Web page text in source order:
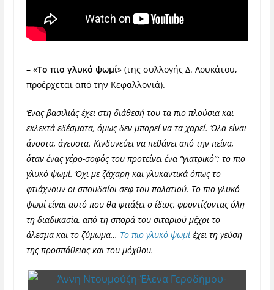
– «Το πιο γλυκό ψωμί» (της συλλογής Δ. Λουκάτου,
προέρχεται από την Κεφαλλονιά).
Ένας βασιλιάς έχει στη διάθεσή του τα πιο πλούσια και
εκλεκτά εδέσματα, όμως δεν μπορεί να τα χαρεί. Όλα είναι
άνοστα, άγευστα. Κινδυνεύει να πεθάνει από την πείνα,
όταν ένας γέρο-σοφός του προτείνει ένα “γιατρικό”: το πιο
γλυκό ψωμί. Όχι με ζάχαρη και γλυκαντικά όπως το
φτιάχνουν οι σπουδαίοι σεφ του παλατιού. Το πιο γλυκό
ψωμί είναι αυτό που θα φτιάξει ο ίδιος, φροντίζοντας όλη
τη διαδικασία, από τη σπορά του σιταριού μέχρι το
άλεσμα και το ζύμωμα… Το πιο γλυκό ψωμίέχει τη γεύση
της προσπάθειας και του μόχθου.